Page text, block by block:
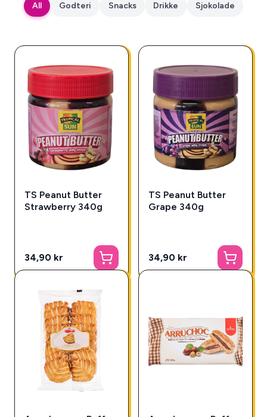
All Godteri Snacks Drikke Sjokolade
TS Peanut Butter
Strawberry 340g
34,90 kr
TS Peanut Butter
Grape 340g
34,90 kr